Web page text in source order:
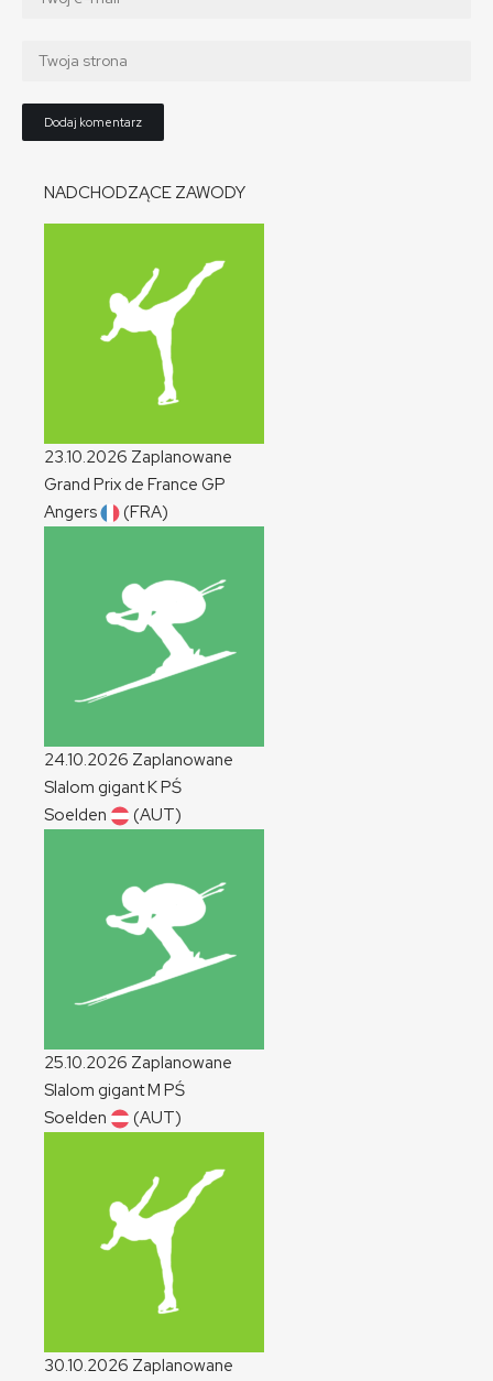
NADCHODZĄCE ZAWODY
23.10.2026 Zaplanowane
Grand Prix de France GP
Angers
(FRA)
24.10.2026 Zaplanowane
Slalom gigantKPŚ
Soelden
(AUT)
25.10.2026 Zaplanowane
Slalom gigantM PŚ
Soelden
(AUT)
30.10.2026 Zaplanowane